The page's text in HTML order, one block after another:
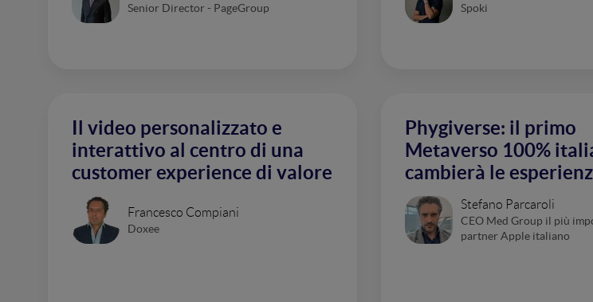
Senior Director - PageGroup Spoki
Il video personalizzato e
interattivo al centro di una
customer experience di valore
Francesco Compiani
Doxee
Phygiverse: il primo
Metaverso 100%
cambierà le
Stefano Parcaroli
CEO Med Group il più
partner Apple italiano